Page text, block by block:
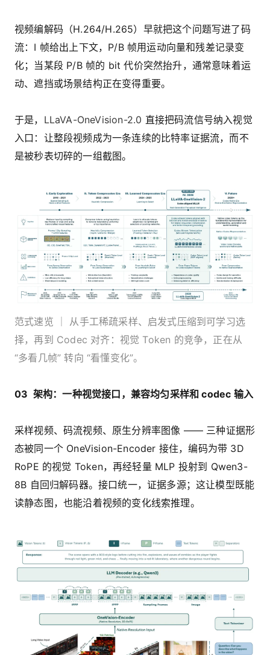
视频编解码（H.264/H.265）早就把这个问题写进了码
流：I 帧给出上下文，P/B 帧用运动向量和残差记录变
化；当某段 P/B 帧的 bit 代价突然抬升，通常意味着运
动、遮挡或场景结构正在变得重要。
于是， LLaVA-OneVision-2.0 直接把码流信号纳入视觉
入口：让整段视频成为一条连续的比特率证据流，而不
是被秒表切碎的一组截图。
范式速览 ｜ 从手工稀疏采样、启发式压缩到可学习选
择，再到 Codec 对齐：视觉 Token 的竞争，正在从
“多看几帧” 转向 “看懂变化”。
03 架构：一种视觉接口，兼容均匀采样和 codec 输入
采样视频、码流视频、原生分辨率图像 —— 三种证据形
态被同一个 OneVision-Encoder 接住，编码为带 3D
RoPE 的视觉 Token，再经轻量 MLP 投射到 Qwen3-
8B 自回归解码器。接口统一，证据多源；这让模型既能
读静态图，也能沿着视频的变化线索推理。